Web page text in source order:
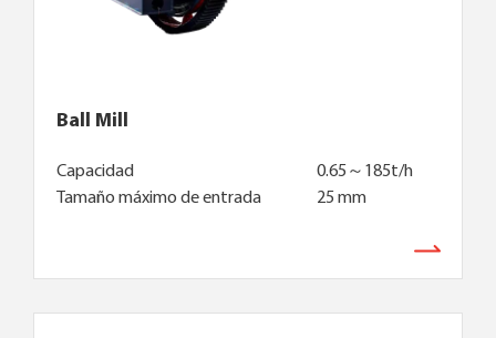
Ball Mill
Capacidad
0.65～185t/h
Tamaño máximo de entrada
25 mm